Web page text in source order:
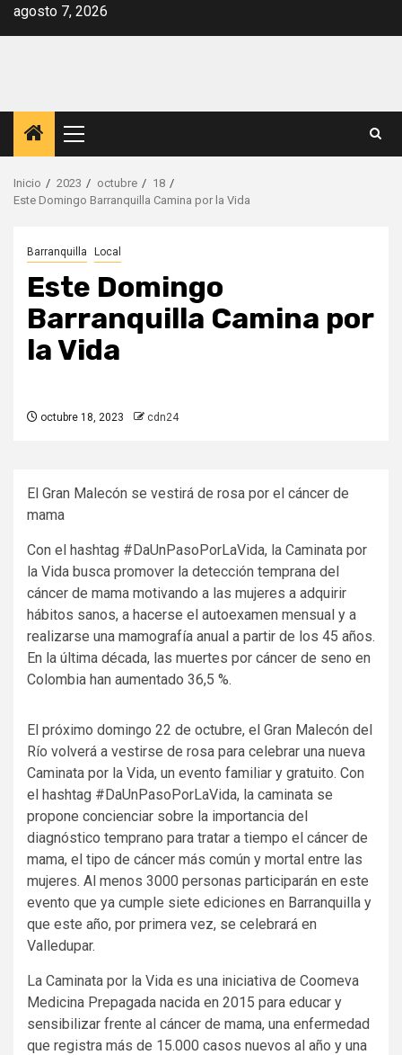
Saltar
agosto 7, 2026
Menú
principal
Inicio 2023 octubre
18
Este Domingo Barranquilla Camina por la Vida
Barranquilla Local
Este Domingo
Barranquilla Camina por
la Vida
octubre 18, 2023 cdn24
El Gran Malecón se vestirá de rosa por el cáncer de
mama
Con el hashtag #DaUnPasoPorLaVida, la Caminata por
la Vida busca promover la detección temprana del
cáncer de mama motivando a las mujeres a adquirir
hábitos sanos, a hacerse el autoexamen mensual y a
realizarse una mamografía anual a partir de los 45 años.
En la última década, las muertes por cáncer de seno en
Colombia han aumentado 36,5 %.
El próximo domingo 22 de octubre, el Gran Malecón del
Río volverá a vestirse de rosa para celebrar una nueva
Caminata por la Vida, un evento familiar y gratuito. Con
el hashtag #DaUnPasoPorLaVida, la caminata se
propone concienciar sobre la importancia del
diagnóstico temprano para tratar a tiempo el cáncer de
mama, el tipo de cáncer más común y mortal entre las
mujeres. Al menos 3000 personas participarán en este
evento que ya cumple siete ediciones en Barranquilla y
que este año, por primera vez, se celebrará en
Valledupar.
La Caminata por la Vida es una iniciativa de Coomeva
Medicina Prepagada nacida en 2015 para educar y
sensibilizar frente al cáncer de mama, una enfermedad
que registra más de 15.000 casos nuevos al año y una